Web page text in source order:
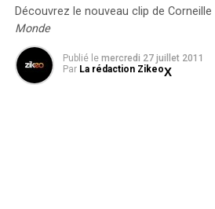
Découvrez le nouveau clip de Corneille
Monde
Publié le mercredi 27 juillet 2011
Par La rédaction Zikeo